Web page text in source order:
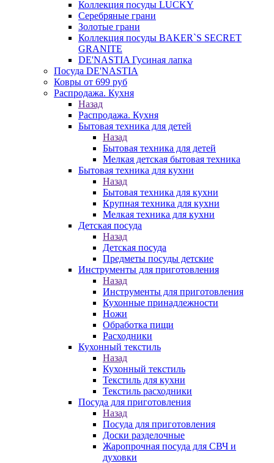
Коллекция посуды LUCKY
Серебряные грани
Золотые грани
Коллекция посуды BAKER`S SECRET
GRANITE
DE'NASTIA Гусиная лапка
Посуда DE'NASTIA
Ковры от 699 руб
Распродажа. Кухня
Назад
Распродажа. Кухня
Бытовая техника для детей
Назад
Бытовая техника для детей
Мелкая детская бытовая техника
Бытовая техника для кухни
Назад
Бытовая техника для кухни
Крупная техника для кухни
Мелкая техника для кухни
Детская посуда
Назад
Детская посуда
Предметы посуды детские
Инструменты для приготовления
Назад
Инструменты для приготовления
Кухонные принадлежности
Ножи
Обработка пищи
Расходники
Кухонный текстиль
Назад
Кухонный текстиль
Текстиль для кухни
Текстиль расходники
Посуда для приготовления
Назад
Посуда для приготовления
Доски разделочные
Жаропрочная посуда для СВЧ и
духовки